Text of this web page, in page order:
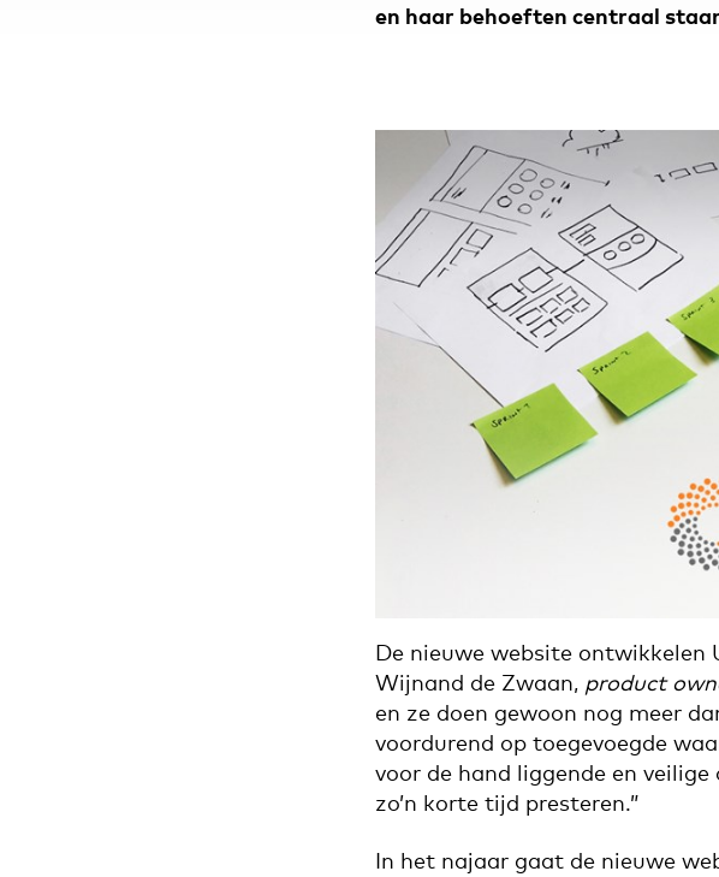
en haar behoeften centraal
De nieuwe website ontwikkelen
Wijnand de Zwaan, product
en ze doen gewoon nog meer
voordurend op toegevoegde
voor de hand liggende en
zo’n korte tijd presteren.”
In het najaar gaat de nieuwe